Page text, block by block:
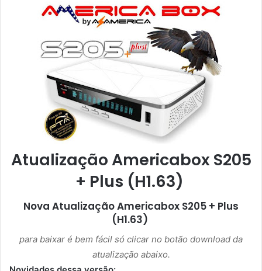
d
e
m
e
a
i
Atualização Americabox S205
+ Plus (H1.63)
Nova AtualizaçãoAmericabox S205 + Plus
(H1.63)
para baixar é bem fácil só clicar no botão download da
atualização abaixo.